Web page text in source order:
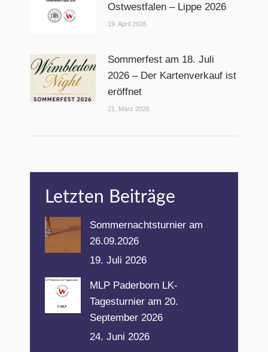
Ostwestfalen – Lippe 2026
19. April 2026
Sommerfest am 18. Juli
2026 – Der Kartenverkauf ist
eröffnet
21. März 2026
Letzten Beiträge
Sommernachtsturnier am
26.09.2026
19. Juli 2026
MLP Paderborn LK-
Tagesturnier am 20.
September 2026
24. Juni 2026